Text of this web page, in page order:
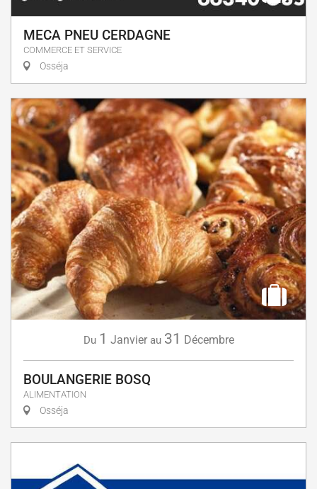
MECA PNEU CERDAGNE
COMMERCE ET SERVICE
Osséja
Du 1 Janvier au 31 Décembre
BOULANGERIE BOSQ
ALIMENTATION
Osséja